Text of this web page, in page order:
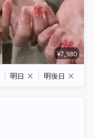
¥7,980
明日 × 明後日 ×